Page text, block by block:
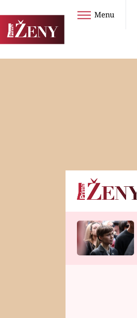
Menu
Horoskopy
HOROSKOP NA